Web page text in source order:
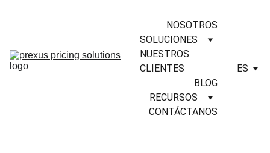
NOSOTROS
SOLUCIONES
NUESTROS
CLIENTES
BLOG
RECURSOS
CONTÁCTANOS
ES